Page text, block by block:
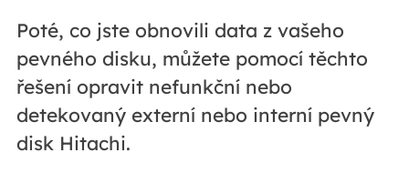
Poté, co jste obnovili data z vašeho
pevného disku, můžete pomocí těchto
řešení opravit nefunkční nebo
detekovaný externí nebo interní pevný
disk Hitachi.